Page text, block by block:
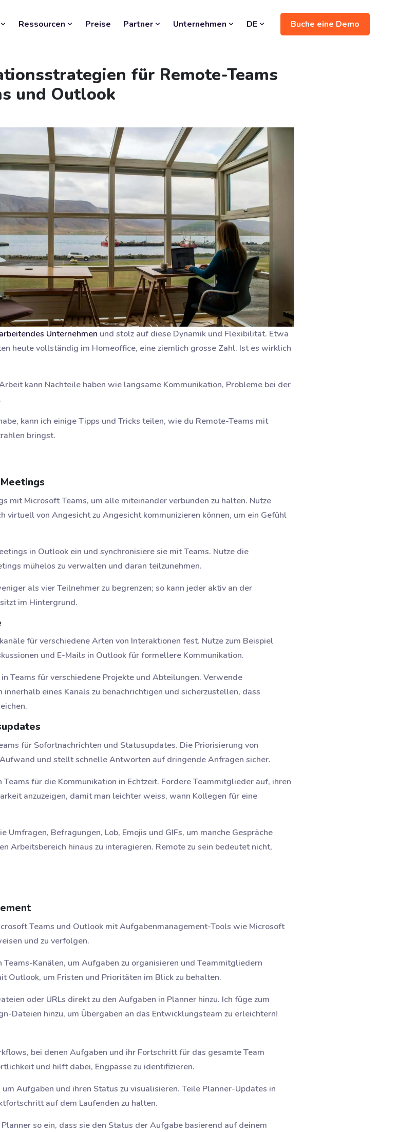
Ressourcen Preise Partner Unternehmen DE Buche eine Demo
für Remote-Teams
und Outlook
Unternehmen und stolz auf diese Dynamik und Flexibilität. Etwa
heute vollständig im Homeoffice, eine ziemlich grosse Zahl. Ist es wirklich
kann Nachteile haben wie langsame Kommunikation, Probleme bei der
kann ich einige Tipps und Tricks teilen, wie du Remote-Teams mit
bringst.
mit Microsoft Teams, um alle miteinander verbunden zu halten. Nutze
virtuell von Angesicht zu Angesicht kommunizieren können, um ein Gefühl
in Outlook ein und synchronisiere sie mit Teams. Nutze die
mühelos zu verwalten und daran teilzunehmen.
als vier Teilnehmer zu begrenzen; so kann jeder aktiv an der
im Hintergrund.
für verschiedene Arten von Interaktionen fest. Nutze zum Beispiel
und E-Mails in Outlook für formellere Kommunikation.
Teams für verschiedene Projekte und Abteilungen. Verwende
eines Kanals zu benachrichtigen und sicherzustellen, dass
für Sofortnachrichten und Statusupdates. Die Priorisierung von
und stellt schnelle Antworten auf dringende Anfragen sicher.
Teams für die Kommunikation in Echtzeit. Fordere Teammitglieder auf, ihren
anzuzeigen, damit man leichter weiss, wann Kollegen für eine
Umfragen, Befragungen, Lob, Emojis und GIFs, um manche Gespräche
Arbeitsbereich hinaus zu interagieren. Remote zu sein bedeutet nicht,
Teams und Outlook mit Aufgabenmanagement-Tools wie Microsoft
und zu verfolgen.
Kanälen, um Aufgaben zu organisieren und Teammitgliedern
Outlook, um Fristen und Prioritäten im Blick zu behalten.
oder URLs direkt zu den Aufgaben in Planner hinzu. Ich füge zum
Dateien hinzu, um Übergaben an das Entwicklungsteam zu erleichtern!
bei denen Aufgaben und ihr Fortschritt für das gesamte Team
und hilft dabei, Engpässe zu identifizieren.
um Aufgaben und ihren Status zu visualisieren. Teile Planner-Updates in
auf dem Laufenden zu halten.
so ein, dass sie den Status der Aufgabe basierend auf deinem